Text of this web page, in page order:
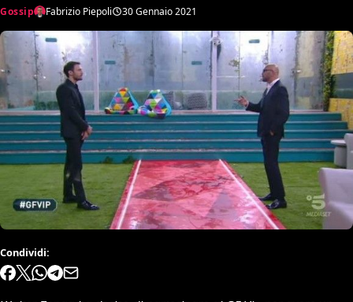
Gossip Fabrizio Piepoli 30 Gennaio 2021
Condividi: